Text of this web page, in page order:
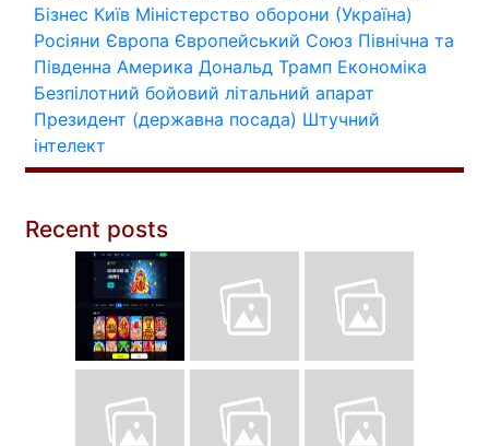
Бізнес Київ Міністерство оборони (Україна)
Росіяни Європа Європейський Союз Північна та
Південна Америка Дональд Трамп Економіка
Безпілотний бойовий літальний апарат
Президент (державна посада) Штучний
інтелект
Recent posts